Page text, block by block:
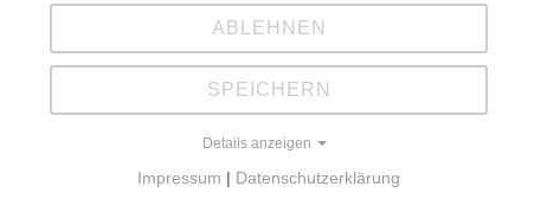
ABLEHNEN
SPEICHERN
Details anzeigen
Impressum | Datenschutzerklärung